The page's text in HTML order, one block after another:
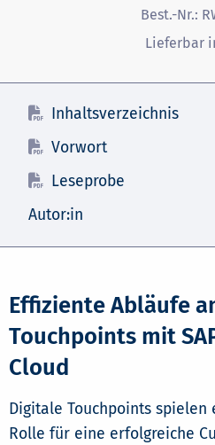
Best.-Nr.:
Lieferbar
Inhaltsverzeichnis
Vorwort
Leseprobe
Autor:in
Effiziente Abläufe
Touchpoints mit
Cloud
Digitale Touchpoints
Rolle für eine erfolgreiche